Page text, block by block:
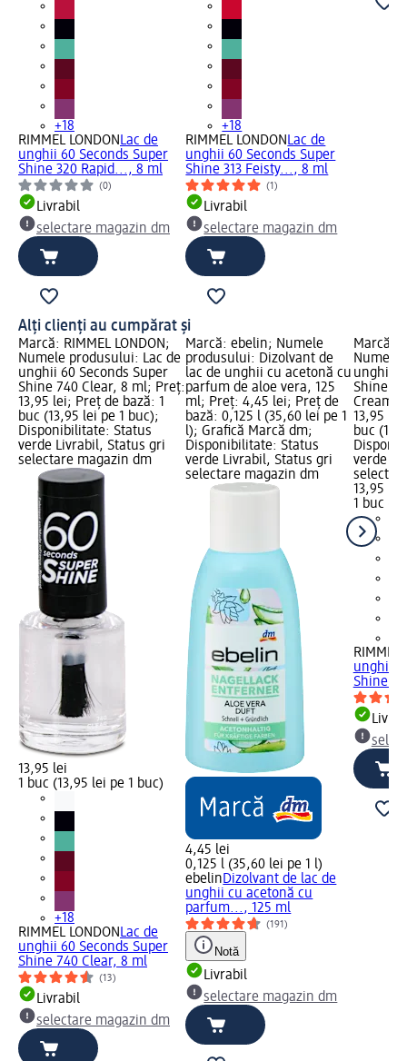
+18
RIMMEL LONDON Lac de
unghii 60 Seconds Super
Shine 320 Rapid..., 8 ml
(0)
Livrabil
selectare magazin dm
+18
RIMMEL LONDON Lac de
unghii 60 Seconds Super
Shine 313 Feisty..., 8 ml
(1)
Livrabil
selectare magazin dm
Alți clienți au cumpărat și
Marcă: RIMMEL LONDON;
Numele produsului: Lac de
unghii 60 Seconds Super
Shine 740 Clear, 8 ml; Preț:
13,95 lei; Preț de bază: 1
buc (13,95 lei pe 1 buc);
Disponibilitate: Status
verde Livrabil, Status gri
selectare magazin dm
13,95 lei
1 buc (13,95 lei pe 1 buc)
+18
RIMMEL LONDON Lac de
unghii 60 Seconds Super
Shine 740 Clear, 8 ml
(13)
Livrabil
selectare magazin dm
Marcă: ebelin; Numele
produsului: Dizolvant de
lac de unghii cu acetonă cu
parfum de aloe vera, 125
ml; Preț: 4,45 lei; Preț de
bază: 0,125 l (35,60 lei pe 1
l); Grafică Marcă dm;
Disponibilitate: Status
verde Livrabil, Status gri
selectare magazin dm
4,45 lei
0,125 l (35,60 lei pe 1 l)
ebelinDizolvant de lac de
unghii cu acetonă cu
parfum..., 125 ml
(191)
Notă
Livrabil
selectare magazin dm
Marcă:
Numele
unghii
Shine
Cream,
13,95
buc
verde
13,95 lei
1 buc
RIMMEL
unghii
Shine